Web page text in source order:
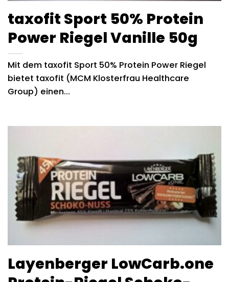
taxofit Sport 50% Protein
Power Riegel Vanille 50g
Mit dem taxofit Sport 50% Protein Power Riegel
bietet taxofit (MCM Klosterfrau Healthcare
Group) einen...
Layenberger LowCarb.one